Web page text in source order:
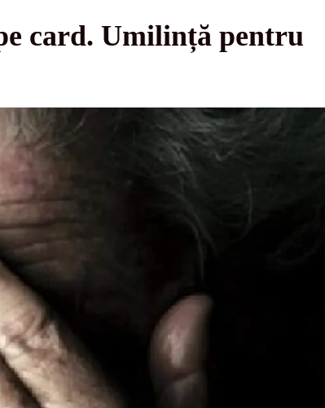
card. Umilință pentru